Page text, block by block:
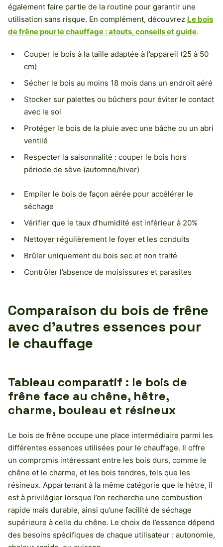
également faire partie de la routine pour garantir une
utilisation sans risque. En complément, découvrez Le bois
de frêne pour le chauffage : atouts, conseils et guide.
Couper le bois à la taille adaptée à l’appareil (25 à 50
cm)
Sécher le bois au moins 18 mois dans un endroit aéré
Stocker sur palettes ou bûchers pour éviter le contact
avec le sol
Protéger le bois de la pluie avec une bâche ou un abri
ventilé
Respecter la saisonnalité : couper le bois hors
période de sève (automne/hiver)
Empiler le bois de façon aérée pour accélérer le
séchage
Vérifier que le taux d’humidité est inférieur à 20%
Nettoyer régulièrement le foyer et les conduits
Brûler uniquement du bois sec et non traité
Contrôler l’absence de moisissures et parasites
Comparaison du bois de frêne
avec d’autres essences pour
le chauffage
Tableau comparatif : le bois de
frêne face au chêne, hêtre,
charme, bouleau et résineux
Le bois de frêne occupe une place intermédiaire parmi les
différentes essences utilisées pour le chauffage. Il offre
un compromis intéressant entre les bois durs, comme le
chêne et le charme, et les bois tendres, tels que les
résineux. Appartenant à la même catégorie que le hêtre, il
est à privilégier lorsque l’on recherche une combustion
rapide mais durable, ainsi qu’une facilité de séchage
supérieure à celle du chêne. Le choix de l’essence dépend
des besoins spécifiques de chaque utilisateur : autonomie,